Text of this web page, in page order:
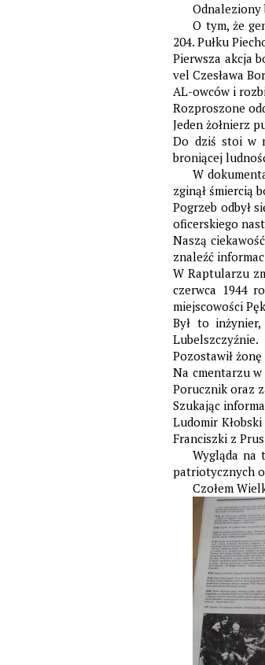
Odnaleziony
O tym, że
204. Pułku
Pierwsza akcja
vel Czesława
AL-owców i
Rozproszone
Jeden żołnierz
Do dziś stoi w
broniącej
W
zginął śmiercią
Pogrzeb odbył
oficerskiego
Naszą
znaleźć
W Raptularzu
czerwca 1944
miejscowości
Był to
Lubelszczyźnie.
Pozostawił
Na cmentarzu
Porucznik oraz
Szukając
Ludomir
Franciszki z
Wygląda na
patriotycznych
Czołem